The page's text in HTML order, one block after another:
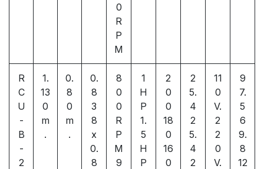
0
R
P
M
R
C
U
-
B
-
2
1.
13
0
m
.
0.
8
0
m
.
0.
8
3
8
x
0.
8
8
0
0
R
P
M
9
1
H
P
1.
5
H
P
2
0
0
18
0
16
0
2
5.
4
2
5.
4
2
11
0
V.
2
2
0
V.
9
7.
5
6
9.
8
12